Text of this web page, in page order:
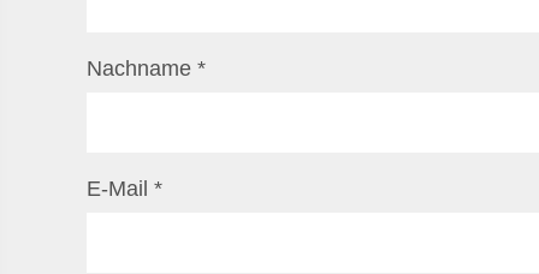
Nachname *
E-Mail *